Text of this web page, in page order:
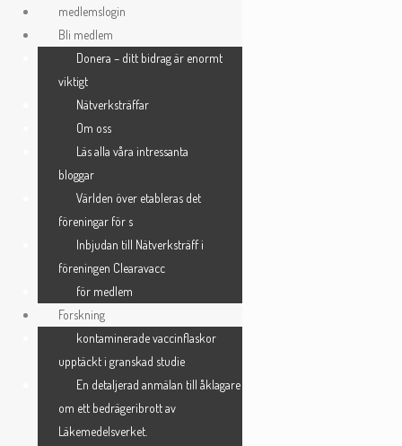
Skip
Registrera dig
E-postadress
Lösenord*
Bekräfta lösenord*
medlemslogin
Bli medlem
Donera – ditt bidrag är enormt
viktigt
Nätverksträffar
Om oss
Läs alla våra intressanta
bloggar
Världen över etableras det
föreningar för s
Inbjudan till Nätverksträff i
föreningen Clearavacc
för medlem
Forskning
kontaminerade vaccinflaskor
upptäckt i granskad studie
En detaljerad anmälan till åklagare
om ett bedrägeribrott av
Läkemedelsverket.